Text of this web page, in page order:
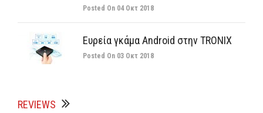
Posted On 04 Οκτ 2018
Ευρεία γκάμα Android στην TRONIX
Posted On 03 Οκτ 2018
REVIEWS